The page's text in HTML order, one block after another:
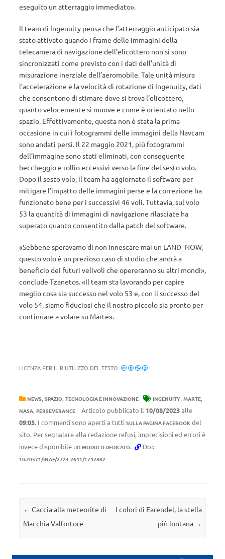
eseguito un atterraggio immediato».
Il team di Ingenuity pensa che l’atterraggio anticipato sia
stato attivato quando i frame delle immagini della
telecamera di navigazione dell’elicottero non si sono
sincronizzati come previsto con i dati dell’unità di
misurazione inerziale dell’aeromobile. Tale unità misura
l’accelerazione e la velocità di rotazione di Ingenuity, dati
che consentono di stimare dove si trova l’elicottero,
quanto velocemente si muove e come è orientato nello
spazio. Effettivamente, questa non è stata la prima
occasione in cui i fotogrammi delle immagini della Navcam
sono andati persi. Il 22 maggio 2021, più fotogrammi
dell’immagine sono stati eliminati, con conseguente
beccheggio e rollio eccessivi verso la fine del sesto volo.
Dopo il sesto volo, il team ha aggiornato il software per
mitigare l’impatto delle immagini perse e la correzione ha
funzionato bene per i successivi 46 voli. Tuttavia, sul volo
53 la quantità di immagini di navigazione rilasciate ha
superato quanto consentito dalla patch del software.
«Sebbene speravamo di non innescare mai un LAND_NOW,
questo volo è un prezioso caso di studio che andrà a
beneficio dei futuri velivoli che opereranno su altri mondi»,
conclude Tzanetos. «Il team sta lavorando per capire
meglio cosa sia successo nel volo 53 e, con il successo del
volo 54, siamo fiduciosi che il nostro piccolo sia pronto per
continuare a volare su Marte».
LICENZA PER IL RIUTILIZZO DEL TESTO:
NEWS, SPAZIO, TECNOLOGIA E INNOVAZIONE INGENUITY, MARTE,
NASA, PERSEVERANCE Articolo pubblicato il 10/08/2023alle
09:05. I commenti sono aperti a tutti SULLA PAGINA FACEBOOK del
sito. Per segnalare alla redazione refusi, imprecisioni ed errori è
invece disponibile un MODULO DEDICATO. Doi:
10.20371/INAF/2724-2641/1742882
Navigazione articolo
← Caccia alla meteorite di
Macchia Valfortore
I colori di Earendel, la stella
più lontana →